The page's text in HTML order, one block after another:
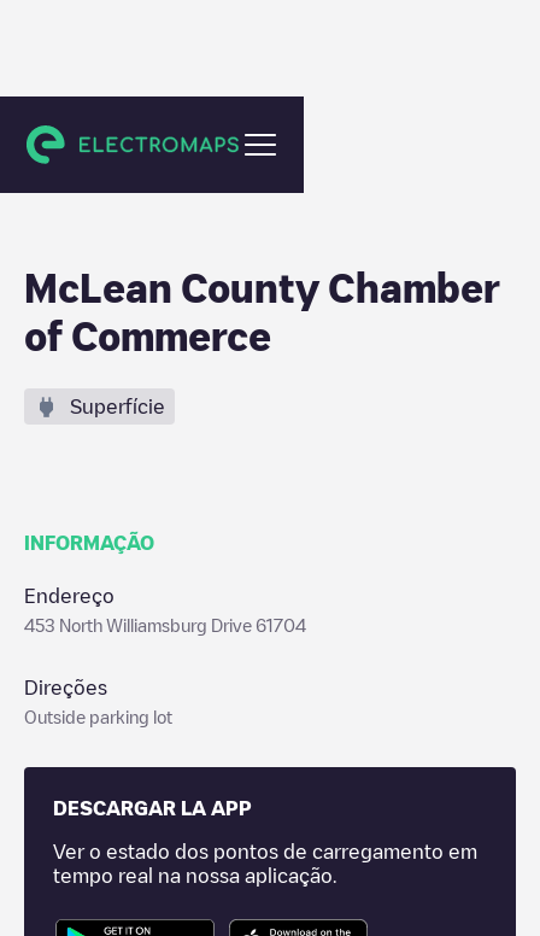
Bloomington
McLean County Chamber
of Commerce
Superfície
INFORMAÇÃO
Endereço
453 North Williamsburg Drive 61704
Direções
Outside parking lot
DESCARGAR LA APP
Ver o estado dos pontos de carregamento em
tempo real na nossa aplicação.